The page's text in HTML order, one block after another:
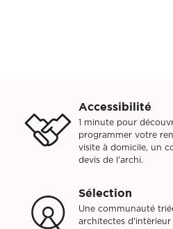
Accessibilité
1 minute pour
programmer votre
visite à domicile, un
devis de l'archi.
Sélection
Une communauté
architectes